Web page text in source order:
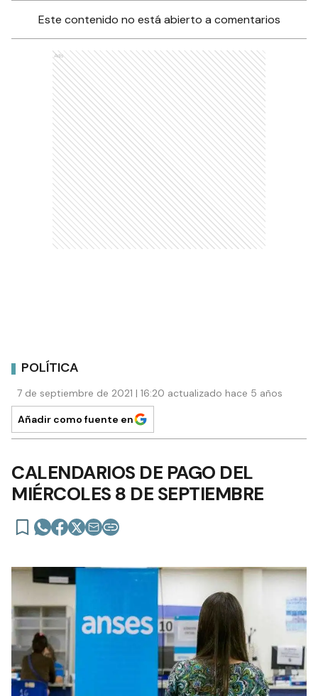
Este contenido no está abierto a comentarios
Ads
POLÍTICA
7 de septiembre de 2021 | 16:20 actualizado hace 5 años
Añadir como fuente en
CALENDARIOS DE PAGO DEL
MIÉRCOLES 8 DE SEPTIEMBRE